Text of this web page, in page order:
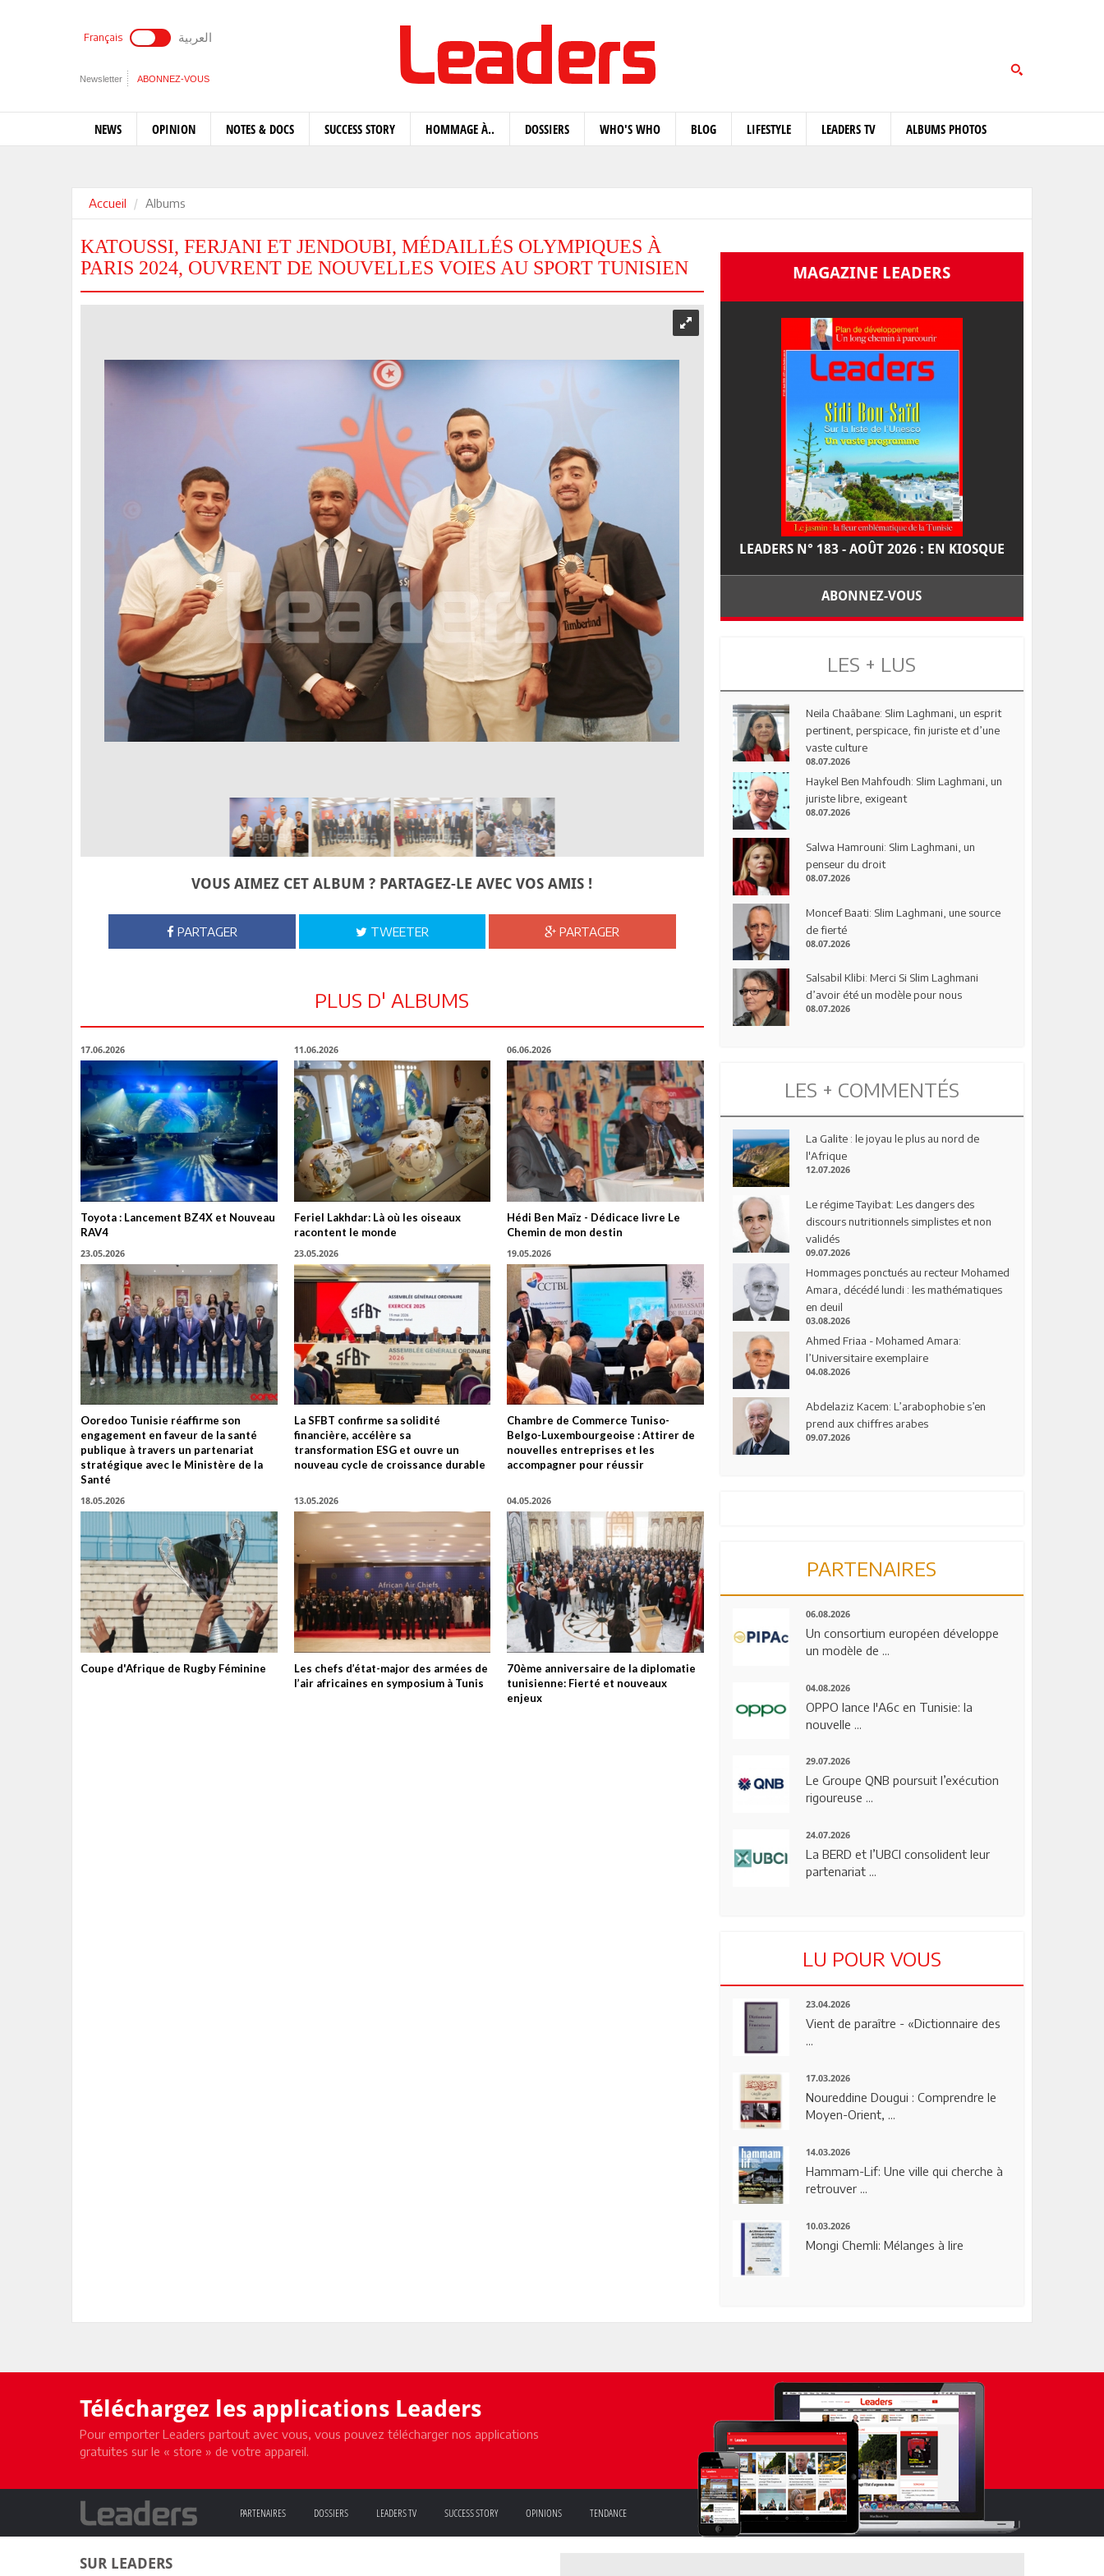
Français العربية
Newsletter ABONNEZ-VOUS
NEWS OPINION NOTES & DOCS SUCCESS STORY HOMMAGE À.. DOSSIERS WHO'S WHO BLOG LIFESTYLE LEADERS TV ALBUMS PHOTOS
Accueil Albums
KATOUSSI, FERJANI ET JENDOUBI, MÉDAILLÉS OLYMPIQUES À
PARIS 2024, OUVRENT DE NOUVELLES VOIES AU SPORT TUNISIEN
VOUS AIMEZ CET ALBUM ? PARTAGEZ-LE AVEC VOS AMIS !
PARTAGER TWEETER PARTAGER
PLUS D' ALBUMS
17.06.2026
Toyota : Lancement BZ4X et Nouveau
RAV4
11.06.2026
Feriel Lakhdar: Là où les oiseaux
racontent le monde
06.06.2026
Hédi Ben Maïz - Dédicace livre Le
Chemin de mon destin
23.05.2026
Ooredoo Tunisie réaffirme son
engagement en faveur de la santé
publique à travers un partenariat
stratégique avec le Ministère de la
Santé
23.05.2026
La SFBT confirme sa solidité
financière, accélère sa
transformation ESG et ouvre un
nouveau cycle de croissance durable
19.05.2026
Chambre de Commerce Tuniso-
Belgo-Luxembourgeoise : Attirer de
nouvelles entreprises et les
accompagner pour réussir
18.05.2026
Coupe d'Afrique de Rugby Féminine
13.05.2026
Les chefs d’état-major des armées de
l’air africaines en symposium à Tunis
04.05.2026
70ème anniversaire de la diplomatie
tunisienne: Fierté et nouveaux
enjeux
MAGAZINE LEADERS
LEADERS N° 183 - AOÛT 2026 : EN KIOSQUE
ABONNEZ-VOUS
LES + LUS
Neila Chaâbane: Slim Laghmani, un esprit
pertinent, perspicace, fin juriste et d’une
vaste culture
08.07.2026
Haykel Ben Mahfoudh: Slim Laghmani, un
juriste libre, exigeant
08.07.2026
Salwa Hamrouni: Slim Laghmani, un
penseur du droit
08.07.2026
Moncef Baati: Slim Laghmani, une source
de fierté
08.07.2026
Salsabil Klibi: Merci Si Slim Laghmani
d’avoir été un modèle pour nous
08.07.2026
LES + COMMENTÉS
La Galite : le joyau le plus au nord de
l'Afrique
12.07.2026
Le régime Tayibat: Les dangers des
discours nutritionnels simplistes et non
validés
09.07.2026
Hommages ponctués au recteur Mohamed
Amara, décédé lundi : les mathématiques
en deuil
03.08.2026
Ahmed Friaa - Mohamed Amara:
l’Universitaire exemplaire
04.08.2026
Abdelaziz Kacem: L’arabophobie s’en
prend aux chiffres arabes
09.07.2026
PARTENAIRES
06.08.2026
Un consortium européen développe
un modèle de ...
04.08.2026
OPPO lance l'A6c en Tunisie: la
nouvelle ...
29.07.2026
Le Groupe QNB poursuit l’exécution
rigoureuse ...
24.07.2026
La BERD et l’UBCI consolident leur
partenariat ...
LU POUR VOUS
23.04.2026
Vient de paraître - «Dictionnaire des
...
17.03.2026
Noureddine Dougui : Comprendre le
Moyen-Orient, ...
14.03.2026
Hammam-Lif: Une ville qui cherche à
retrouver ...
10.03.2026
Mongi Chemli: Mélanges à lire
Téléchargez les applications Leaders
Pour emporter Leaders partout avec vous, vous pouvez télécharger nos applications
gratuites sur le « store » de votre appareil.
PARTENAIRES DOSSIERS LEADERS TV SUCCESS STORY OPINIONS TENDANCE
SUR LEADERS